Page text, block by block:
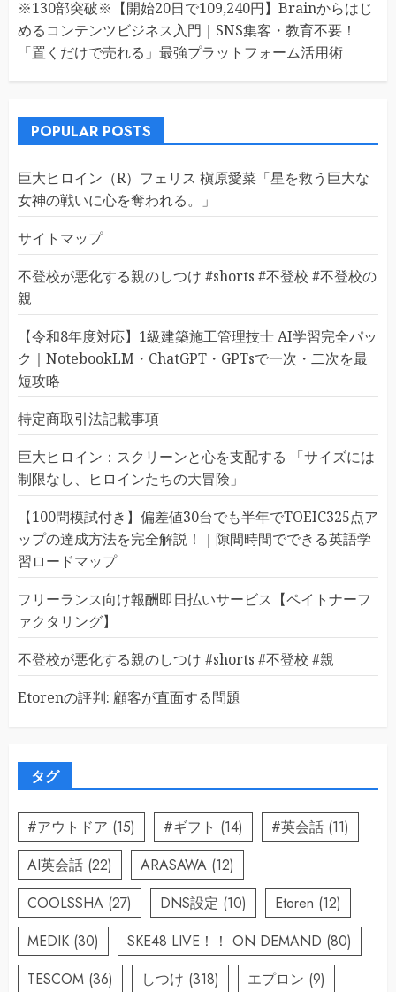
※130部突破※【開始20日で109,240円】Brainからはじ
めるコンテンツビジネス入門｜SNS集客・教育不要！
「置くだけで売れる」最強プラットフォーム活用術
POPULAR POSTS
巨大ヒロイン（R）フェリス 槇原愛菜「星を救う巨大な
女神の戦いに心を奪われる。」
サイトマップ
不登校が悪化する親のしつけ #shorts #不登校 #不登校の
親
【令和8年度対応】1級建築施工管理技士 AI学習完全パッ
ク｜NotebookLM・ChatGPT・GPTsで一次・二次を最
短攻略
特定商取引法記載事項
巨大ヒロイン：スクリーンと心を支配する 「サイズには
制限なし、ヒロインたちの大冒険」
【100問模試付き】偏差値30台でも半年でTOEIC325点ア
ップの達成方法を完全解説！｜隙間時間でできる英語学
習ロードマップ
フリーランス向け報酬即日払いサービス【ペイトナーフ
ァクタリング】
不登校が悪化する親のしつけ #shorts #不登校 #親
Etorenの評判: 顧客が直面する問題
タグ
#アウトドア (15) #ギフト (14) #英会話 (11)
AI英会話 (22) ARASAWA (12)
COOLSSHA (27) DNS設定 (10) Etoren (12)
MEDIK (30) SKE48 LIVE！！ ON DEMAND (80)
TESCOM (36) しつけ (318) エプロン (9)